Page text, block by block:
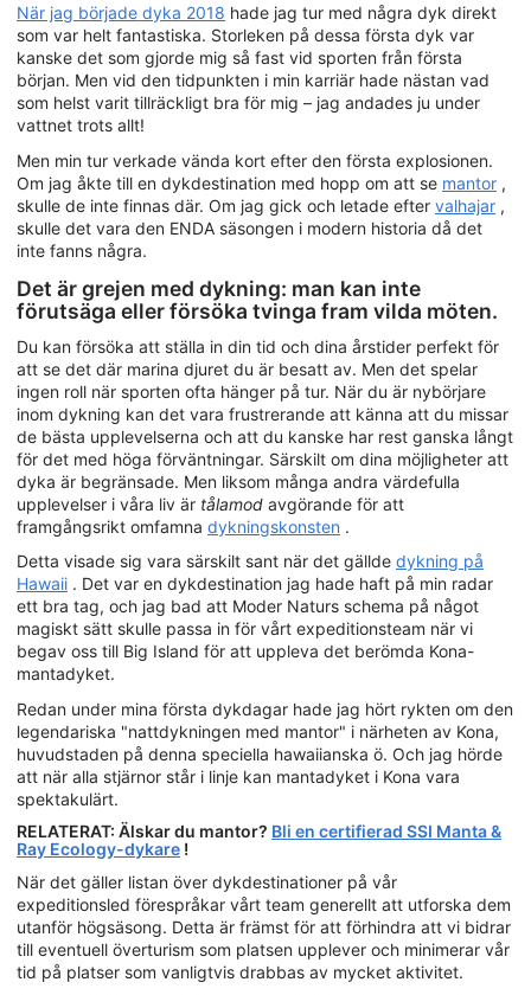
När jag började dyka 2018 hade jag tur med några dyk direkt
som var helt fantastiska. Storleken på dessa första dyk var
kanske det som gjorde mig så fast vid sporten från första
början. Men vid den tidpunkten i min karriär hade nästan vad
som helst varit tillräckligt bra för mig – jag andades ju under
vattnet trots allt!
Men min tur verkade vända kort efter den första explosionen.
Om jag åkte till en dykdestination med hopp om att se mantor ,
skulle de inte finnas där. Om jag gick och letade efter valhajar ,
skulle det vara den ENDA säsongen i modern historia då det
inte fanns några.
Det är grejen med dykning: man kan inte
förutsäga eller försöka tvinga fram vilda möten.
Du kan försöka att ställa in din tid och dina årstider perfekt för
att se det där marina djuret du är besatt av. Men det spelar
ingen roll när sporten ofta hänger på tur. När du är nybörjare
inom dykning kan det vara frustrerande att känna att du missar
de bästa upplevelserna och att du kanske har rest ganska långt
för det med höga förväntningar. Särskilt om dina möjligheter att
dyka är begränsade. Men liksom många andra värdefulla
upplevelser i våra liv är tålamod avgörande för att
framgångsrikt omfamna dykningskonsten .
Detta visade sig vara särskilt sant när det gällde dykning på
Hawaii . Det var en dykdestination jag hade haft på min radar
ett bra tag, och jag bad att Moder Naturs schema på något
magiskt sätt skulle passa in för vårt expeditionsteam när vi
begav oss till Big Island för att uppleva det berömda Kona-
mantadyket.
Redan under mina första dykdagar hade jag hört rykten om den
legendariska "nattdykningen med mantor" i närheten av Kona,
huvudstaden på denna speciella hawaiianska ö. Och jag hörde
att när alla stjärnor står i linje kan mantadyket i Kona vara
spektakulärt.
RELATERAT: Älskar du mantor? Bli en certifierad SSI Manta &
Ray Ecology-dykare !
När det gäller listan över dykdestinationer på vår
expeditionsled förespråkar vårt team generellt att utforska dem
utanför högsäsong. Detta är främst för att förhindra att vi bidrar
till eventuell överturism som platsen upplever och minimerar vår
tid på platser som vanligtvis drabbas av mycket aktivitet.